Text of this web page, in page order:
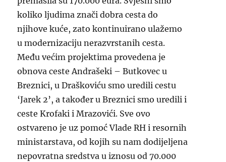
koliko ljudima znači dobra cesta do
njihove kuće, zato kontinuirano ulažemo
u modernizaciju nerazvrstanih cesta.
Među većim projektima provedena je
obnova ceste Andrašeki – Butkovec u
Breznici, u Draškoviću smo uredili cestu
‘Jarek 2’, a također u Breznici smo uredili i
ceste Krofaki i Mrazovići. Sve ovo
ostvareno je uz pomoć Vlade RH i resornih
ministarstava, od kojih su nam dodijeljena
nepovratna sredstva u iznosu od 70.000